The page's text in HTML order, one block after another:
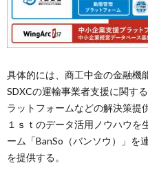
具体的には、商工中金の金融機
SDXCの運輸事業者支援に関す
ラットフォームなどの解決策提
１ｓｔのデータ活用ノウハウを
ーム「BanSo（バンソウ）」を
を提供する。